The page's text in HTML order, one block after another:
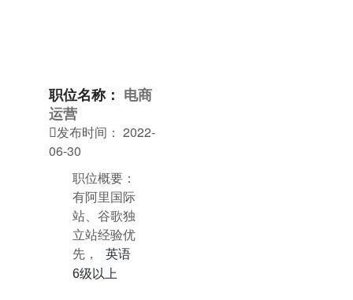
职位名称： 电商
运营
发布时间： 2022-
06-30
职位概要：
有阿里国际
站、谷歌独
立站经验优
先，
英语
6级以上